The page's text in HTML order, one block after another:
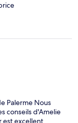
Palerme Nous
conseils d'Amelie
est excellent